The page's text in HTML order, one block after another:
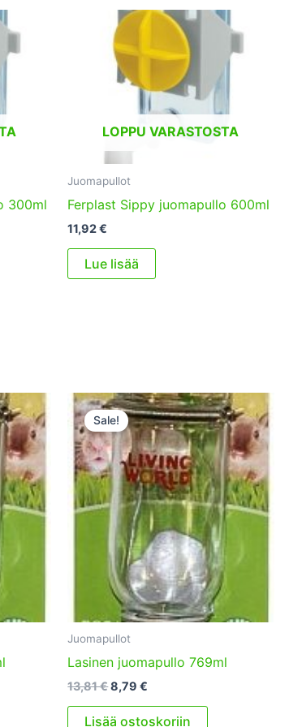
300ml
LOPPU VARASTOSTA
Juomapullot
Ferplast Sippy juomapullo 600ml
11,92€
Lue lisää
Sale!
Juomapullot
Lasinen juomapullo 769ml
13,81€Alkuperäinen
oli:
8,79€
on:
Lisää ostoskoriin